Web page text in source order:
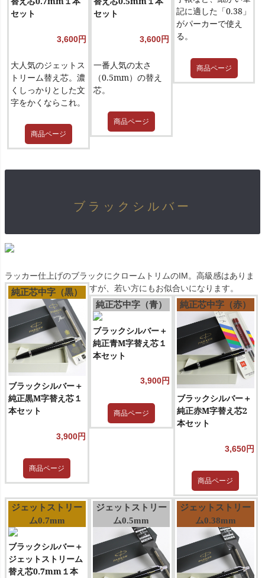
セット
3,600円
大人気のジェットス
トリーム替え芯。濃
くしっかりとした文
字をかくならこれ。
商品ページ
セット
3,600円
一番人気の太さ
（0.5mm）の替え
芯。
商品ページ
記に適した「0.38」
がパーカーで使え
る。
商品ページ
ブラックシルバー
ラッカー仕上げのブラックにクロームトリムのIM。高級感はありま
すが、若い方にもお似合いになります。
純正芯中字（黒）
ブラックシルバー＋
純正黒M字替え芯１
本セット
3,900円
商品ページ
純正芯中字（青）
ブラックシルバー＋
純正青M字替え芯１
本セット
3,900円
商品ページ
純正芯中字（赤）
ブラックシルバー＋
純正赤M字替え芯2
本セット
3,650円
商品ページ
ジェットストリー
ム0.7mm
ブラックシルバー＋
ジェットストリーム
替え芯0.7mm１本
ジェットストリー
ム0.5mm
ジェットストリー
ム0.38mm